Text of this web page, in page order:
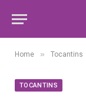
Home » Tocantins
TOCANTINS